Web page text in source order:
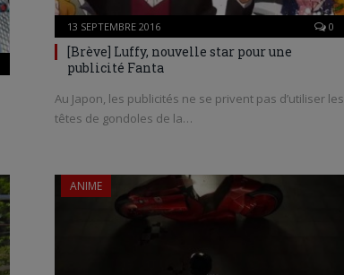
13 SEPTEMBRE 2016 0
[Brève] Luffy, nouvelle star pour une
publicité Fanta
Au Japon, les publicités ne se privent pas d’utiliser les
têtes de gondoles de la…
ANIME